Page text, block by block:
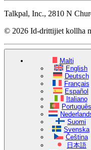
Talkpal, Inc., 2810 N
© 2026 Id-drittijiet kollha
Malti
English
Deutsch
Français
Español
Italiano
Português
Suomi
Svenska
Čeština
日本語